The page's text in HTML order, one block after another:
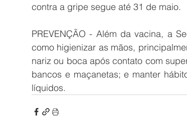
contra a gripe segue até 31 de maio.
PREVENÇÃO - Além da vacina, a
como higienizar as mãos,
nariz ou boca após contato com
bancos e maçanetas; e manter
líquidos.